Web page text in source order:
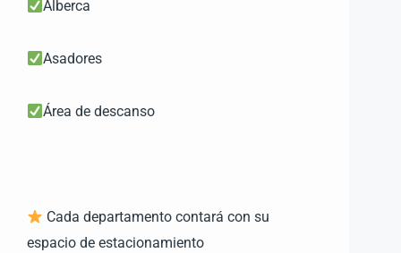
Alberca
Asadores
Área de descanso
Cada departamento contará con su
espacio de estacionamiento